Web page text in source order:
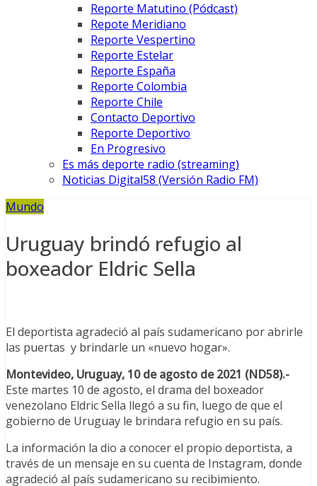
Reporte Matutino (Pódcast)
Repote Meridiano
Reporte Vespertino
Reporte Estelar
Reporte España
Reporte Colombia
Reporte Chile
Contacto Deportivo
Reporte Deportivo
En Progresivo
Es más deporte radio (streaming)
Noticias Digital58 (Versión Radio FM)
Mundo
Uruguay brindó refugio al
boxeador Eldric Sella
El deportista agradeció al país sudamericano por abrirle
las puertas y brindarle un «nuevo hogar».
Montevideo, Uruguay, 10 de agosto de 2021 (ND58).-
Este martes 10 de agosto, el drama del boxeador
venezolano Eldric Sella llegó a su fin, luego de que el
gobierno de Uruguay le brindara refugio en su país.
La información la dio a conocer el propio deportista, a
través de un mensaje en su cuenta de Instagram, donde
agradeció al país sudamericano su recibimiento.